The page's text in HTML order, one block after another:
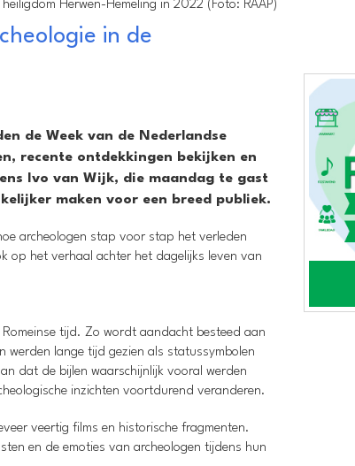
Herwen-Hemeling in 2022 (Foto: RAAP)
in de
de Week van de Nederlandse
recente ontdekkingen bekijken en
Ivo van Wijk, die maandag te gast
maken voor een breed publiek.
archeologen stap voor stap het verleden
op het verhaal achter het dagelijks leven van
tijd. Zo wordt aandacht besteed aan
lange tijd gezien als statussymbolen
dat de bijlen waarschijnlijk vooral werden
inzichten voortdurend veranderen.
veertig films en historische fragmenten.
en de emoties van archeologen tijdens hun